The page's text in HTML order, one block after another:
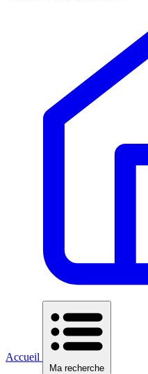
Accueil
Ma recherche